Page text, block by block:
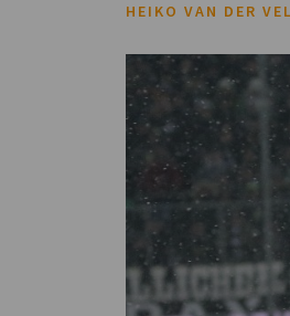
HEIKO VAN DER